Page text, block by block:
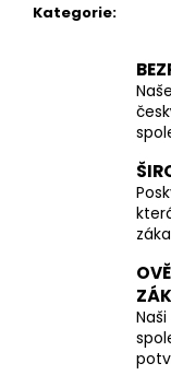
Kategorie: